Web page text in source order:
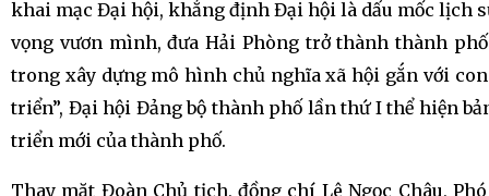
khai mạc Đại hội, khẳng định Đại hội là dấu mốc lịch
vọng vươn mình, đưa Hải Phòng trở thành thành
trong xây dựng mô hình chủ nghĩa xã hội gắn với
triển”, Đại hội Đảng bộ thành phố lần thứ I thể hiện
triển mới của thành phố.
Thay mặt Đoàn Chủ tịch, đồng chí Lê Ngọc Châu,